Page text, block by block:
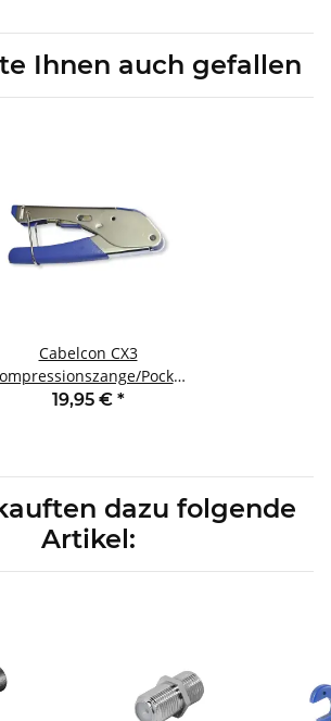
Ihnen auch gefallen
Cabelcon CX3
Pocket
Tool
19,95 € *
dazu folgende
Artikel: